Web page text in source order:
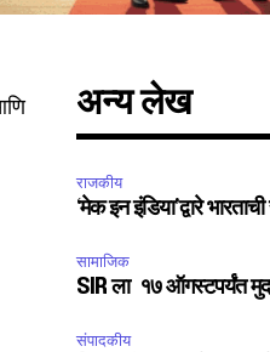
अन्य लेख
राजकीय
‘मेक इन इंडिया’द्वारे
सामाजिक
SIR ला १७ ऑगस्टपर्यंत
संपादकीय